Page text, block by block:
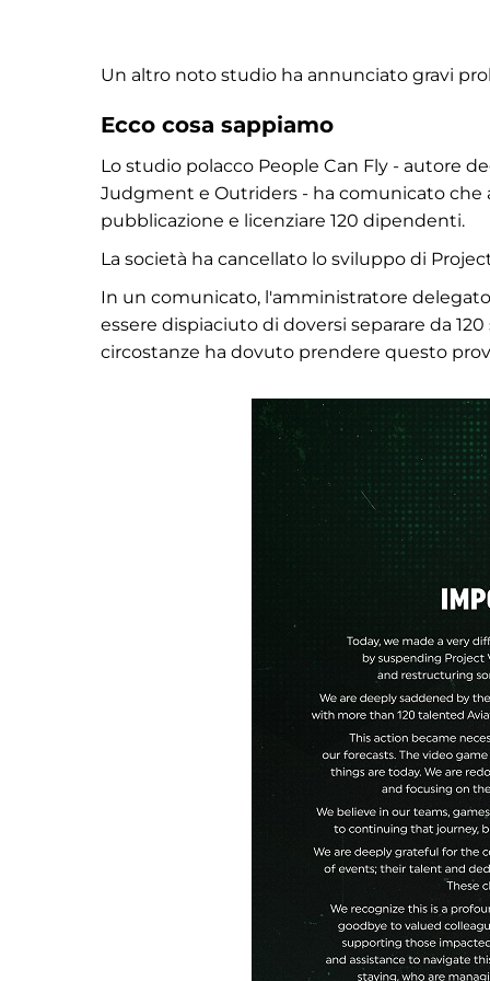
Un altro noto studio ha annunciato gravi
Ecco cosa sappiamo
Lo studio polacco People Can Fly - autore
Judgment e Outriders - ha comunicato
pubblicazione e licenziare 120 dipendenti.
La società ha cancellato lo sviluppo di
In un comunicato, l'amministratore
essere dispiaciuto di doversi separare da
circostanze ha dovuto prendere questo